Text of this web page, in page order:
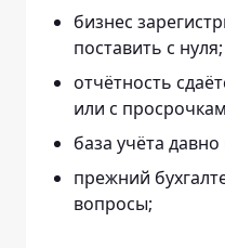
бизнес
поставить с нуля;
отчётность
или с
база учёта
прежний
вопросы;